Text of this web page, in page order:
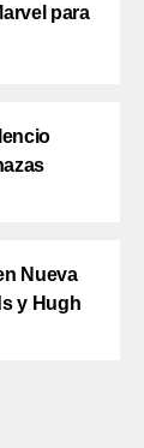
para
Nueva
y Hugh